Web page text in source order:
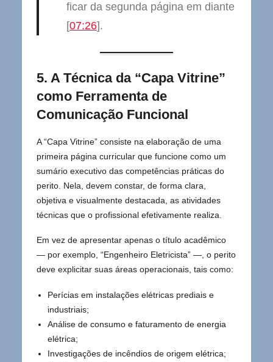
ficar da segunda página em diante
[07:26].
5. A Técnica da “Capa Vitrine”
como Ferramenta de
Comunicação Funcional
A “Capa Vitrine” consiste na elaboração de uma
primeira página curricular que funcione como um
sumário executivo das competências práticas do
perito. Nela, devem constar, de forma clara,
objetiva e visualmente destacada, as atividades
técnicas que o profissional efetivamente realiza.
Em vez de apresentar apenas o título acadêmico
— por exemplo, “Engenheiro Eletricista” —, o perito
deve explicitar suas áreas operacionais, tais como:
Perícias em instalações elétricas prediais e
industriais;
Análise de consumo e faturamento de energia
elétrica;
Investigações de incêndios de origem elétrica;